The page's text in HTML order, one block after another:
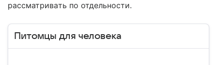
рассматривать по отдельности.
Питомцы для человека